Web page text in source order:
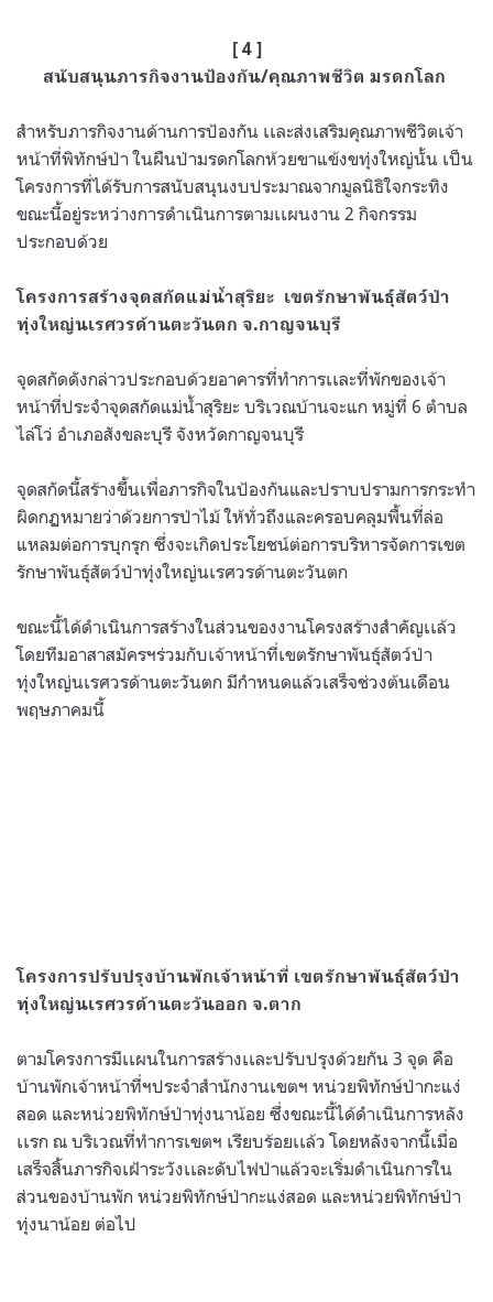
[ 4 ]
สนับสนุนภารกิจงานป้องกัน/คุณภาพชีวิต มรดกโลก
สำหรับภารกิจงานด้านการป้องกัน เเละส่งเสริมคุณภาพชีวิตเจ้า
หน้าที่พิทักษ์ป่า ในผืนป่ามรดกโลกห้วยขาแข้งขทุ่งใหญ่นั้น เป็น
โครงการที่ได้รับการสนับสนุนงบประมาณจากมูลนิธิใจกระทิง
ขณะนี้อยู่ระหว่างการดำเนินการตามเเผนงาน 2 กิจกรรม
ประกอบด้วย
โครงการสร้างจุดสกัดแม่น้ำสุริยะ เขตรักษาพันธุ์สัตว์ป่า
ทุ่งใหญ่นเรศวรด้านตะวันตก จ.กาญจนบุรี
จุดสกัดดังกล่าวประกอบด้วยอาคารที่ทำการเเละที่พักของเจ้า
หน้าที่ประจำจุดสกัดแม่น้ำสุริยะ บริเวณบ้านจะแก หมู่ที่ 6 ตำบล
ไล่โว่ อำเภอสังขละบุรี จังหวัดกาญจนบุรี
จุดสกัดนี้สร้างขึ้นเพื่อภารกิจในป้องกันและปราบปรามการกระทำ
ผิดกฏหมายว่าด้วยการป่าไม้ ให้ทั่วถึงและครอบคลุมพื้นที่ล่อ
แหลมต่อการบุกรุก ซึ่งจะเกิดประโยชน์ต่อการบริหารจัดการเขต
รักษาพันธุ์สัตว์ป่าทุ่งใหญ่นเรศวรด้านตะวันตก
ขณะนี้ได้ดำเนินการสร้างในส่วนของงานโครงสร้างสำคัญเเล้ว
โดยทีมอาสาสมัครฯร่วมกับเจ้าหน้าที่เขตรักษาพันธุ์สัตว์ป่า
ทุ่งใหญ่นเรศวรด้านตะวันตก มีกำหนดแล้วเสร็จช่วงต้นเดือน
พฤษภาคมนี้
โครงการปรับปรุงบ้านพักเจ้าหน้าที่ เขตรักษาพันธุ์สัตว์ป่า
ทุ่งใหญ่นเรศวรด้านตะวันออก จ.ตาก
ตามโครงการมีเเผนในการสร้างเเละปรับปรุงด้วยกัน 3 จุด คือ
บ้านพักเจ้าหน้าที่ฯประจำสำนักงานเขตฯ หน่วยพิทักษ์ป่ากะแง่
สอด และหน่วยพิทักษ์ป่าทุ่งนาน้อย ซึ่งขณะนี้ได้ดำเนินการหลัง
เเรก ณ บริเวณที่ทำการเขตฯ เรียบร้อยเเล้ว โดยหลังจากนี้เมื่อ
เสร็จสิ้นภารกิจเฝ้าระวังเเละดับไฟป่าแล้วจะเริ่มดำเนินการใน
ส่วนของบ้านพัก หน่วยพิทักษ์ป่ากะแง่สอด และหน่วยพิทักษ์ป่า
ทุ่งนาน้อย ต่อไป